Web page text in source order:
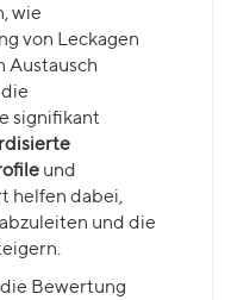
wie
von Leckagen
Austausch
signifikant
und
helfen dabei,
und die
Bewertung